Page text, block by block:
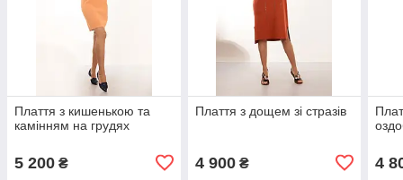
Плаття з кишенькою та
камінням на грудях
5 200 ₴
Плаття з дощем зі стразів
4 900₴ 4